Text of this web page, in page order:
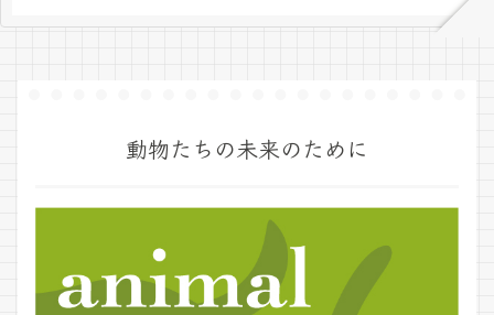
動物たちの未来のために